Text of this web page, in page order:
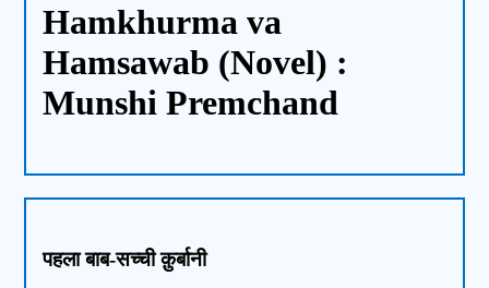
Hamkhurma va
Hamsawab (Novel) :
Munshi Premchand
पहला बाब-सच्ची क़ुर्बानी